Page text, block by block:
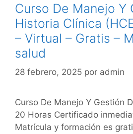
Curso De Manejo Y
Historia Clínica
– Virtual – Gratis –
salud
28 febrero, 2025 por admin
Curso De Manejo Y Gestión
20 Horas Certificado
Matrícula y formación es